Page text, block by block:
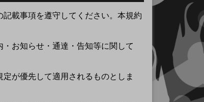
載事項を遵守してください。本規約
お知らせ・通達・告知等に関して
が優先して適用されるものとしま